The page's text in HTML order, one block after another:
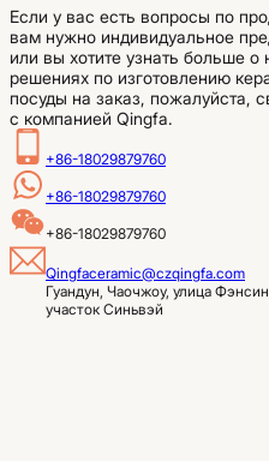
Если у вас есть вопросы по
вам нужно индивидуальное
или вы хотите узнать больше о
решениях по изготовлению
посуды на заказ, пожалуйста,
с компанией Qingfa.
+86-18029879760
+86-18029879760
+86-18029879760
Qingfaceramic@czqingfa.com
Гуандун, Чаочжоу, улица
участок Синьвэй